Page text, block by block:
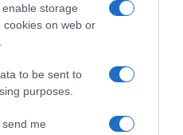
storage
cookies on web or
to be sent to
purposes.
me